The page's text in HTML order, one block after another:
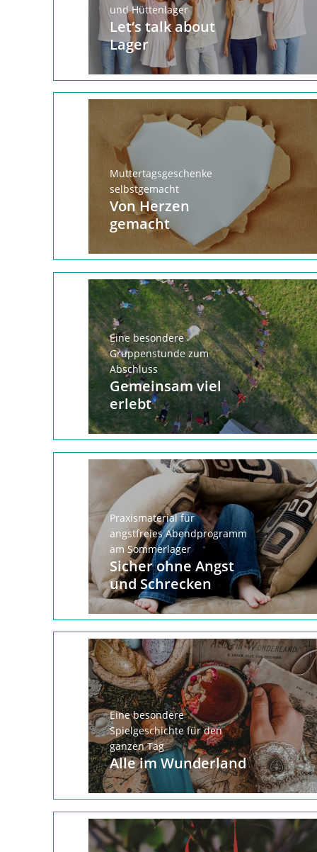
und Hüttenlager
Let‘s talk about
Lager
Muttertagsgeschenke
selbstgemacht
Von Herzen
gemacht
Eine besondere
Gruppenstunde zum
Abschluss
Gemeinsam viel
erlebt
Praxismaterial für
angstfreies Abendprogramm
am Sommerlager
Sicher ohne Angst
und Schrecken
Eine besondere
Spielgeschichte für den
ganzen Tag
Alle im Wunderland